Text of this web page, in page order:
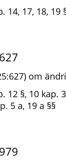
14, 17, 18, 19
om
12 §, 10 kap.
5 a, 19 a §§